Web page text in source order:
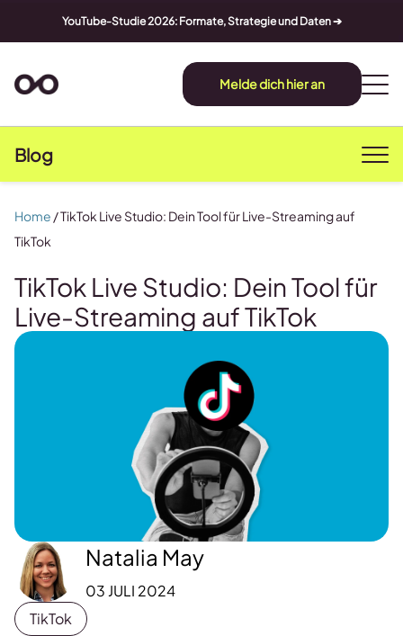
YouTube-Studie 2026: Formate, Strategie und Daten ➔
Melde dich hier an
Blog
TikTok Live Studio: Dein Tool für
Live-Streaming auf TikTok
Natalia May
03 JULI 2024
TikTok
Home /TikTok Live Studio: Dein Tool für Live-Streaming auf
TikTok